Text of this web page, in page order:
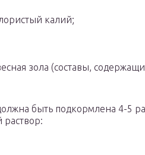
калий;
зола (составы,
быть подкормлена 4-5
раствор: